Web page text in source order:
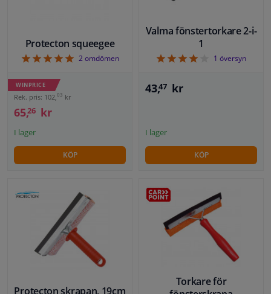
Protecton squeegee
52omdömen
WINPRICE
Rek. pris: 102, 03 kr
65,26 kr
I lager
KÖP
Valma fönstertorkare 2-i-
1
41 översyn
43,47 kr
I lager
KÖP
Protecton skrapan, 19cm
Torkare för